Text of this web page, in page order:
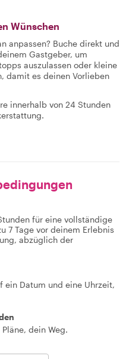
Wünschen
anpassen? Buche direkt und
Gastgeber, um
auszulassen oder kleine
damit es deinen Vorlieben
innerhalb von 24 Stunden
für eine vollständige
7 Tage vor deinem Erlebnis
abzüglich der
ein Datum und eine Uhrzeit,
dein Weg.